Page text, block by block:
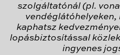
szolgáltatónál (pl.
kaphatsz
lopásbiztosítással
ingyenes